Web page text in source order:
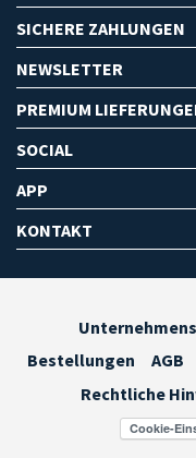
SICHERE ZAHLUNGEN
NEWSLETTER
PREMIUM
SOCIAL
APP
KONTAKT
Bestellungen
AGB
Rechtliche
Cookie-